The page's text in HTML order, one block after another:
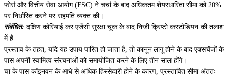
फोर्स और वित्तीय सेवा आयोग (FSC) ने चर्चा के बाद अधिकतम शेयरधारिता सीमा को 20%
पर निर्धारित करने पर सहमति व्यक्त की।
संबंधित: दक्षिण कोरियाई कर एजेंसी सुरक्षा चूक के बाद निजी क्रिप्टो कस्टोडियन की तलाश
में है
प्रस्ताव के तहत, यदि यह उपाय पारित हो जाता है, तो कानून लागू होने के बाद एक्सचेंजों के
पास अपनी स्वामित्व संरचनाओं को समायोजित करने के लिए तीन साल होंगे।
चा के पास कॉइनवन के आधे से अधिक हिस्सेदारी होने के कारण, प्रस्तावित सीमा अंततः